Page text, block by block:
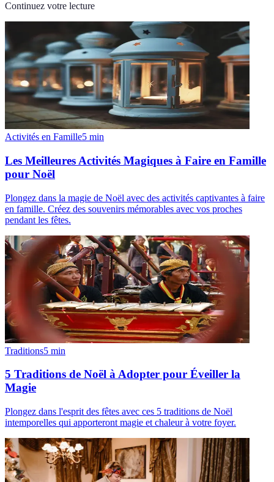
Continuez votre lecture
Activités en Famille5 min
Les Meilleures Activités Magiques à Faire en Famille
pour Noël
Plongez dans la magie de Noël avec des activités captivantes à faire
en famille. Créez des souvenirs mémorables avec vos proches
pendant les fêtes.
Traditions5 min
5 Traditions de Noël à Adopter pour Éveiller la
Magie
Plongez dans l'esprit des fêtes avec ces 5 traditions de Noël
intemporelles qui apporteront magie et chaleur à votre foyer.